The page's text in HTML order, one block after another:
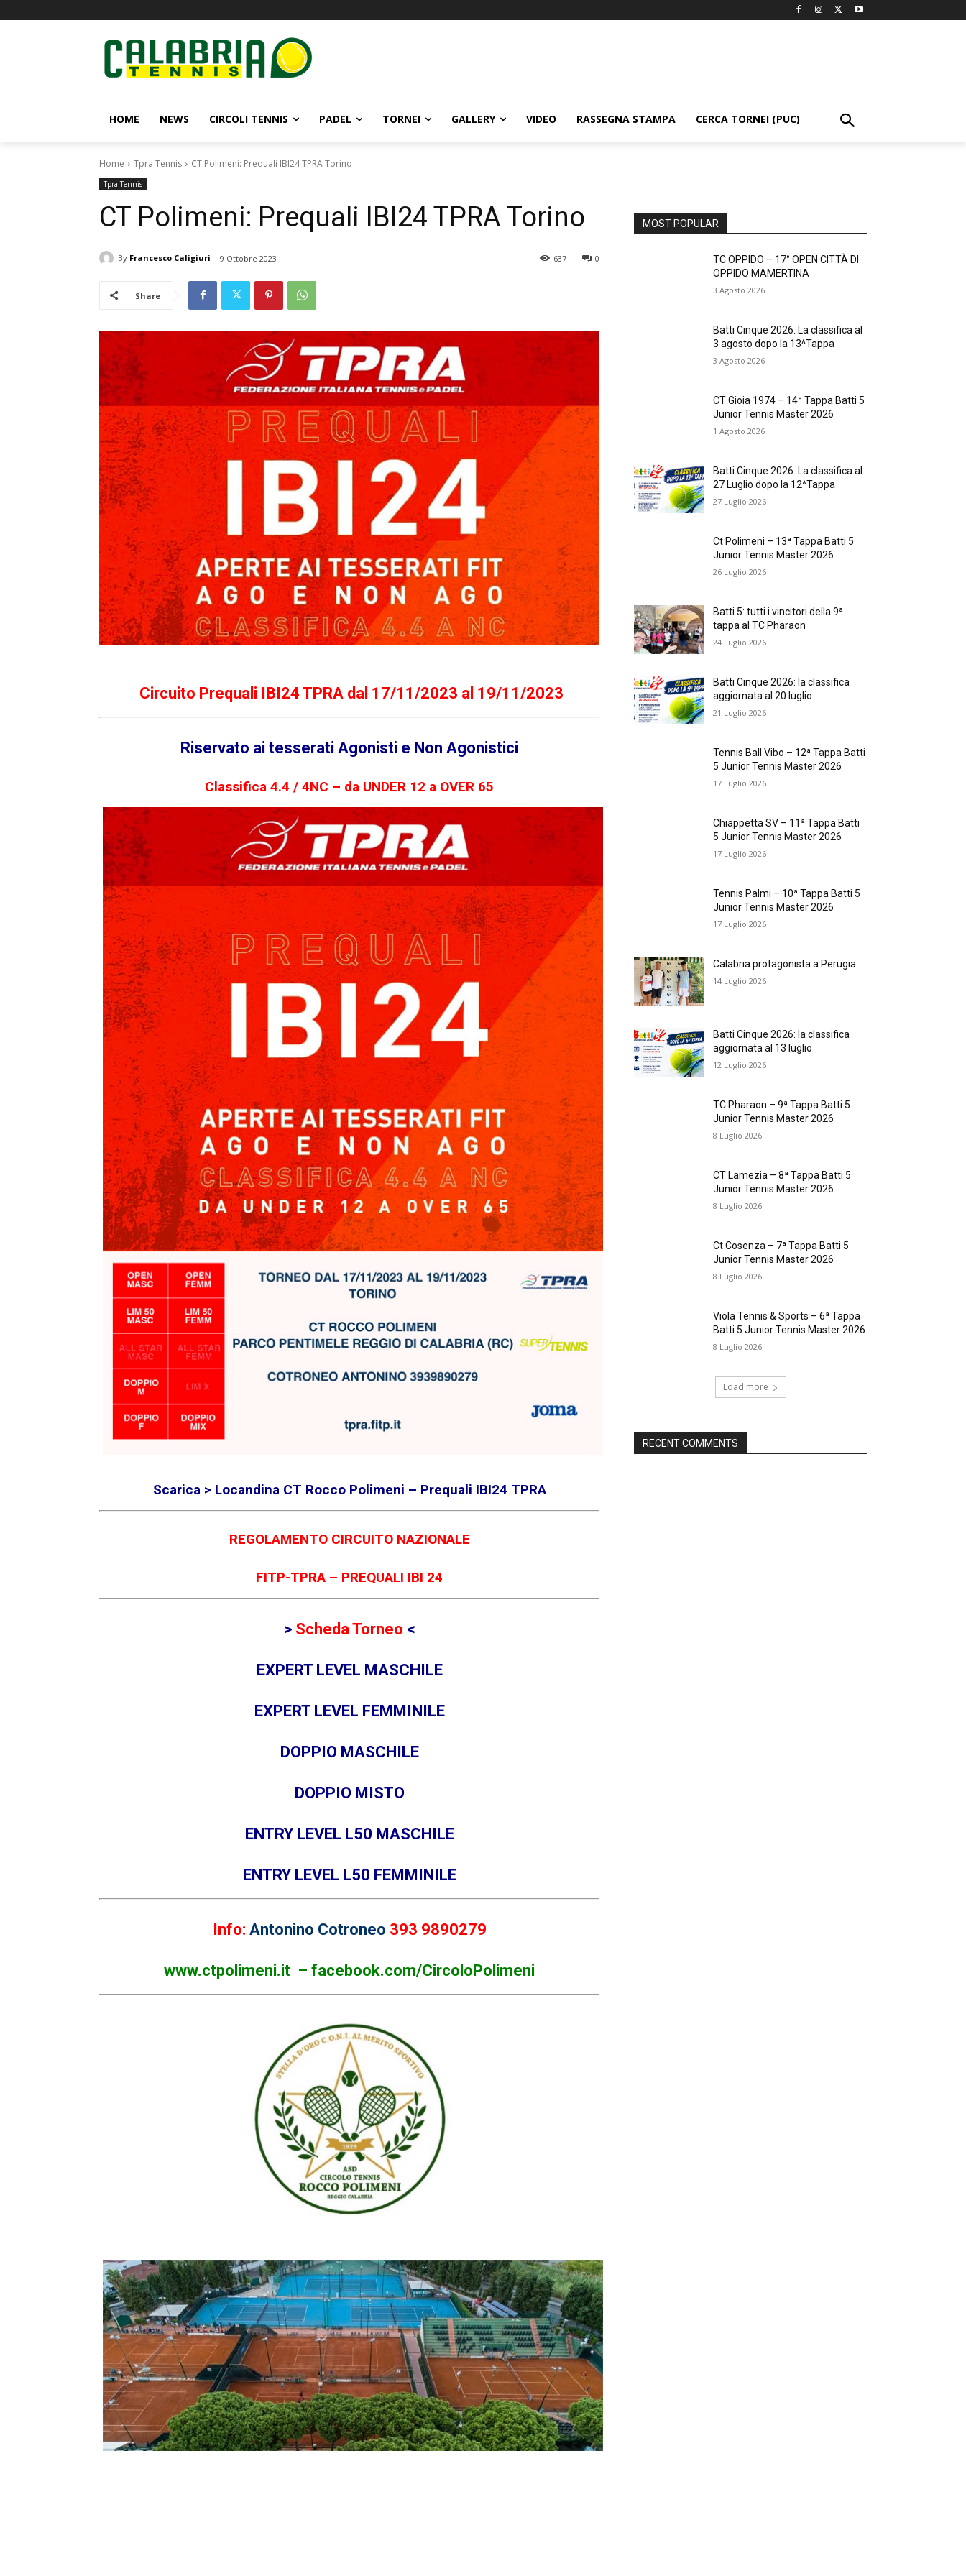
HOME NEWS CIRCOLI TENNIS PADEL TORNEI GALLERY VIDEO RASSEGNA STAMPA CERCA TORNEI (PUC)
Home Tpra Tennis CT Polimeni: Prequali IBI24 TPRA Torino
Tpra Tennis
CT Polimeni: Prequali IBI24 TPRA Torino
By Francesco Caligiuri 9 Ottobre 2023 0
637
Share
Circuito Prequali IBI24 TPRA dal 17/11/2023 al 19/11/2023
Riservato ai tesserati Agonisti e Non Agonistici
Classifica 4.4 / 4NC – da UNDER 12 a OVER 65
Scarica > Locandina CT Rocco Polimeni – Prequali IBI24 TPRA
REGOLAMENTO CIRCUITO NAZIONALE
FITP-TPRA – PREQUALI IBI 24
> Scheda Torneo <
EXPERT LEVEL MASCHILE
EXPERT LEVEL FEMMINILE
DOPPIO MASCHILE
DOPPIO MISTO
ENTRY LEVEL L50 MASCHILE
ENTRY LEVEL L50 FEMMINILE
Info: Antonino Cotroneo 393 9890279
www.ctpolimeni.it – facebook.com/CircoloPolimeni
MOST POPULAR
TC OPPIDO – 17° OPEN CITTÀ DI
OPPIDO MAMERTINA
3 Agosto 2026
Batti Cinque 2026: La classifica al
3 agosto dopo la 13^Tappa
3 Agosto 2026
CT Gioia 1974 – 14ª Tappa Batti 5
Junior Tennis Master 2026
1 Agosto 2026
Batti Cinque 2026: La classifica al
27 Luglio dopo la 12^Tappa
27 Luglio 2026
Ct Polimeni – 13ª Tappa Batti 5
Junior Tennis Master 2026
26 Luglio 2026
Batti 5: tutti i vincitori della 9ª
tappa al TC Pharaon
24 Luglio 2026
Batti Cinque 2026: la classifica
aggiornata al 20 luglio
21 Luglio 2026
Tennis Ball Vibo – 12ª Tappa Batti
5 Junior Tennis Master 2026
17 Luglio 2026
Chiappetta SV – 11ª Tappa Batti
5 Junior Tennis Master 2026
17 Luglio 2026
Tennis Palmi – 10ª Tappa Batti 5
Junior Tennis Master 2026
17 Luglio 2026
Calabria protagonista a Perugia
14 Luglio 2026
Batti Cinque 2026: la classifica
aggiornata al 13 luglio
12 Luglio 2026
TC Pharaon – 9ª Tappa Batti 5
Junior Tennis Master 2026
8 Luglio 2026
CT Lamezia – 8ª Tappa Batti 5
Junior Tennis Master 2026
8 Luglio 2026
Ct Cosenza – 7ª Tappa Batti 5
Junior Tennis Master 2026
8 Luglio 2026
Viola Tennis & Sports – 6ª Tappa
Batti 5 Junior Tennis Master 2026
8 Luglio 2026
Load more
RECENT COMMENTS